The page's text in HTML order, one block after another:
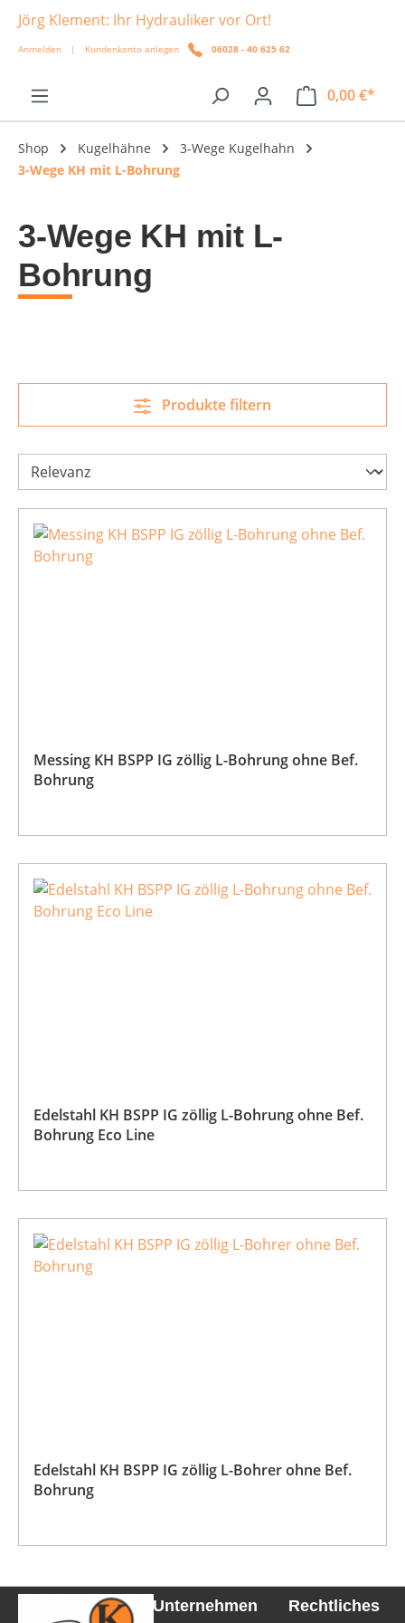
springen
Jörg Klement: Ihr Hydrauliker vor Ort!
Anmelden | Kundenkonto anlegen 06028 - 40 625 62
0,00 €*
Shop Kugelhähne
3-Wege Kugelhahn
3-Wege KH mit L-Bohrung
3-Wege KH mit L-
Bohrung
Produkte filtern
Messing KH BSPP IG zöllig L-Bohrung ohne Bef.
Bohrung
Edelstahl KH BSPP IG zöllig L-Bohrung ohne Bef.
Bohrung Eco Line
Edelstahl KH BSPP IG zöllig L-Bohrer ohne Bef.
Bohrung
Unternehmen Rechtliches